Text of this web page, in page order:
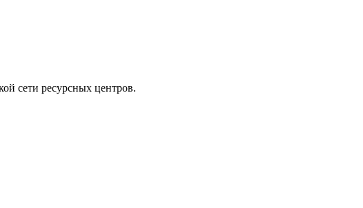
сети ресурсных центров.